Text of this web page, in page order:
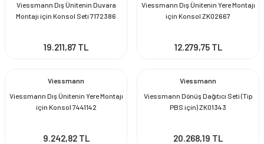
Viessmann Dış Ünitenin Duvara
Montajı için Konsol Seti 7172386
19.211,87 TL
Viessmann Dış Ünitenin Yere Montajı
için Konsol ZK02667
12.279,75 TL
Viessmann
Viessmann Dış Ünitenin Yere Montajı
için Konsol 7441142
9.242,82 TL
Viessmann
Viessmann Dönüş Dağıtıcı Seti (Tip
PBS için) ZK01343
20.268,19 TL